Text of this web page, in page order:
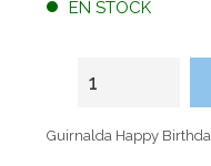
EN STOCK
Guirnalda Happy